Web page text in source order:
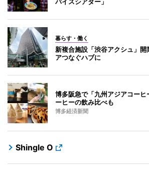
暮らす・働く
新複合施設「渋谷アクシュ」開
アつなぐハブに
博多阪急で「九州アジアコーヒ
ーヒーの飲み比べも
博多経済新聞
Shingle O